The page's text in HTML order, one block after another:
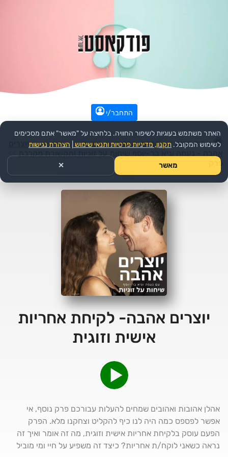
התחבר/י
עמוד הבית >> חברה ותרבות >> יחסים >>הפודקאסט:
אהבה - נעמה וגיא בר-יוסף שיחות על זוגיות ותקשורת מקרבת >>
פרק
יוצרים אהבה- לקיחת אחריות
אישית וזוגית
אהלן אהובות ואהובים שמחים להעלות עבורכם פרק נוסף, אי
אפשר לפספס כמה היה לנו כיף להקליט וצחקנו מלא. הפרק
הפעם עוסק בלקיחת אחריות אישית וזוגית, מה זה אומר ואיך זה
נראה כשאני לוקח/ת אחריות? כיצד זה משפיע על חיי ומי מוביל
האתר משתמש בעוגיות לשיפור החוויה. בלחיצה על "מאשר" אתם מסכימים
לשימוש המקובל. תקנון, מדיניות פרטיות ותנאי שימוש הצהרת נגישות
מאשר ✕